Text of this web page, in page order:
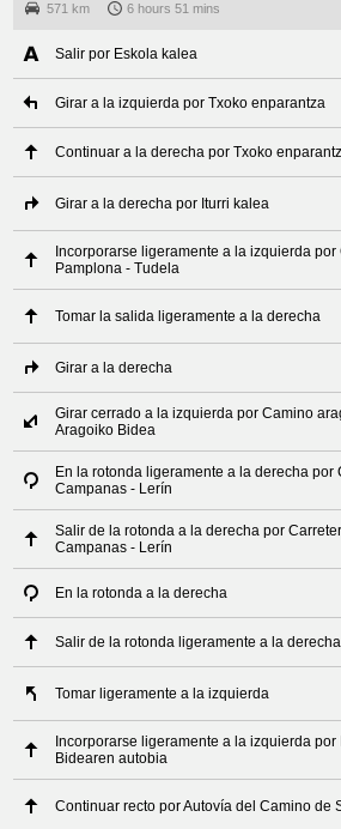
571 km 6 hours 51 mins
Salir por Eskola kalea
Girar a la izquierda por Txoko enparantza
Continuar a la derecha por Txoko
Girar a la derecha por Iturri kalea
Incorporarse ligeramente a la izquierda por
Pamplona - Tudela
Tomar la salida ligeramente a la derecha
Girar a la derecha
Girar cerrado a la izquierda por Camino
Aragoiko Bidea
En la rotonda ligeramente a la derecha por
Campanas - Lerín
Salir de la rotonda a la derecha por
Campanas - Lerín
En la rotonda a la derecha
Salir de la rotonda ligeramente a la derecha
Tomar ligeramente a la izquierda
Incorporarse ligeramente a la izquierda por
Bidearen autobia
Continuar recto por Autovía del Camino de